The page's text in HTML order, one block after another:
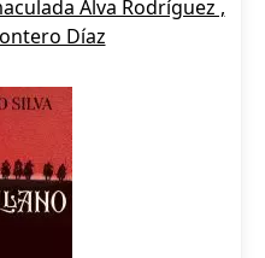
Alva Rodríguez ,
Díaz